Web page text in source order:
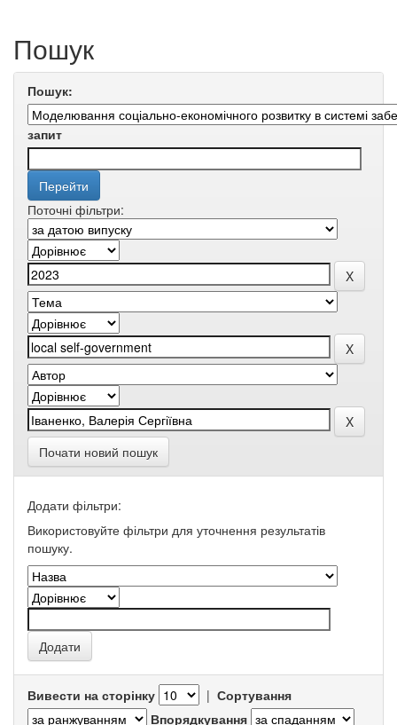
Пошук
Пошук:
запит
Поточні фільтри:
Почати новий пошук
Додати фільтри:
Використовуйте фільтри для уточнення результатів
пошуку.
Вивести на сторінку | Сортування
Впорядкування